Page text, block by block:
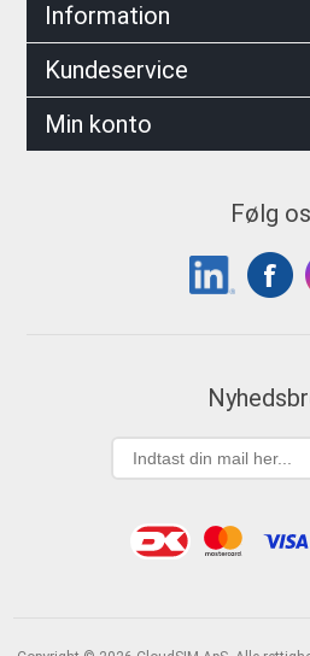
Information
Kundeservice
Min konto
Følg os